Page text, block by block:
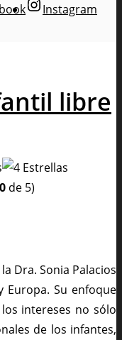
Instagram
libre
de 5)
Dra. Sonia Palacios
Europa. Su enfoque
intereses no sólo
de los infantes,